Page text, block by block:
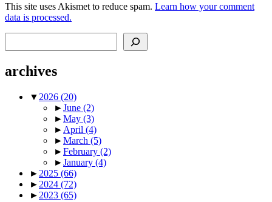
This site uses Akismet to reduce spam. Learn how your comment
data is processed.
archives
▼ 2026 (20)
►June (2)
►May (3)
► April (4)
►March (5)
►February (2)
►January (4)
► 2025 (66)
► 2024 (72)
► 2023 (65)